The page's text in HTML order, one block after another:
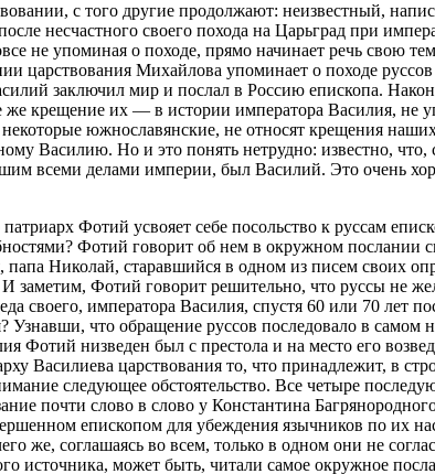
с того другие продолжают: неизвестный,
несчастного своего похода на Царьград при
не упоминая о походе, прямо начинает речь свою
царствования Михайлова упоминает о походе
заключил мир и послал в Россию епископа.
же крещение их — в истории императора Василия, не
некоторые южнославянские, не относят крещения
Василию. Но и это понять нетрудно: известно,
всеми делами империи, был Василий. Это очень
Фотий усвояет себе посольство к руссам
Фотий говорит об нем в окружном
Николай, старавшийся в одном из писем своих
заметим, Фотий говорит решительно, что руссы не
своего, императора Василия, спустя 60 или 70 лет
что обращение руссов последовало в самом
Фотий низведен был с престола и на место его
Василиева царствования то, что принадлежит, в
следующее обстоятельство. Все четыре
почти слово в слово у Константина
епископом для убеждения язычников по их
же, соглашаясь во всем, только в одном они не
источника, может быть, читали самое окружное